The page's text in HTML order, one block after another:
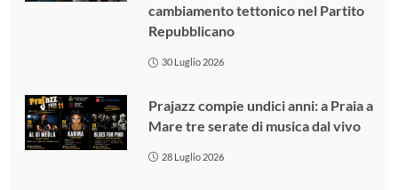
cambiamento tettonico nel Partito
Repubblicano
30 Luglio 2026
Prajazz compie undici anni: a Praia a
Mare tre serate di musica dal vivo
28 Luglio 2026